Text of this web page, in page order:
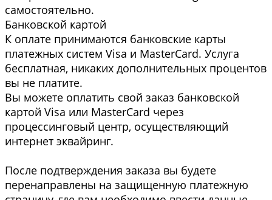
самоcтоятельно.
Банковской картой
К оплате принимаются банковские карты
платежных систем Visa и MasterCard. Услуга
бесплатная, никаких дополнительных процентов
вы не платите.
Вы можете оплатить свой заказ банковской
картой Visa или MasterCard через
процессинговый центр, осуществляющий
интернет эквайринг.
После подтверждения заказа вы будете
перенаправлены на защищенную платежную